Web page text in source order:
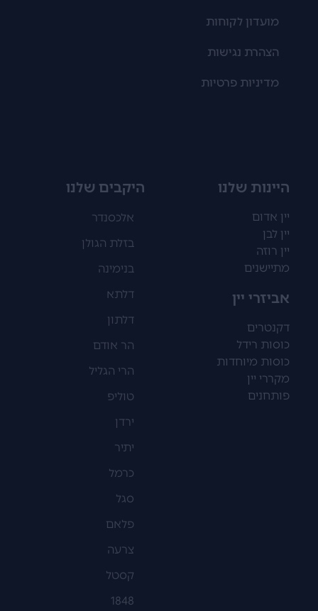
מועדון לקוחות
הצהרת נגישות
מדיניות פרטיות
היינות שלנו
יין אדום
יין לבן
יין רוזה
מתיישנים
אביזרי יין
דקנטרים
כוסות רידל
כוסות מיוחדות
מקררי יין
פותחנים
היקבים שלנו
אלכסנדר
בזלת הגולן
בנימינה
דלתא
דלתון
הר אודם
הרי הגליל
טוליפ
ירדן
יתיר
כרמל
סגל
פלאם
צרעה
קסטל
1848